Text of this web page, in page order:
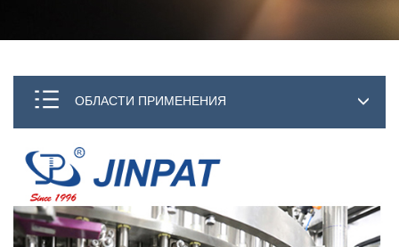
ОБЛАСТИ ПРИМЕНЕНИЯ